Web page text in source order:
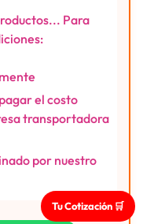
Para
el costo
transportadora
por nuestro
Tu Cotización 🛒